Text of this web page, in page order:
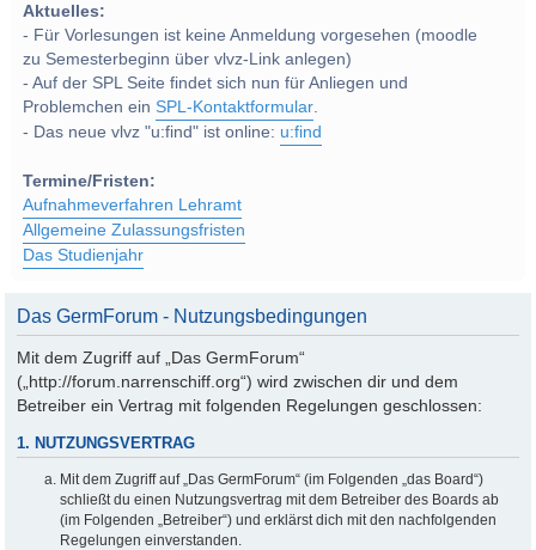
Aktuelles:
- Für Vorlesungen ist keine Anmeldung vorgesehen (moodle
zu Semesterbeginn über vlvz-Link anlegen)
- Auf der SPL Seite findet sich nun für Anliegen und
Problemchen einSPL-Kontaktformular.
- Das neue vlvz "u:find" ist online: u:find
Termine/Fristen:
Aufnahmeverfahren Lehramt
Allgemeine Zulassungsfristen
Das Studienjahr
Das GermForum - Nutzungsbedingungen
Mit dem Zugriff auf „Das GermForum“
(„http://forum.narrenschiff.org“) wird zwischen dir und dem
Betreiber ein Vertrag mit folgenden Regelungen geschlossen:
1. NUTZUNGSVERTRAG
Mit dem Zugriff auf „Das GermForum“ (im Folgenden „das Board“)
schließt du einen Nutzungsvertrag mit dem Betreiber des Boards ab
(im Folgenden „Betreiber“) und erklärst dich mit den nachfolgenden
Regelungen einverstanden.